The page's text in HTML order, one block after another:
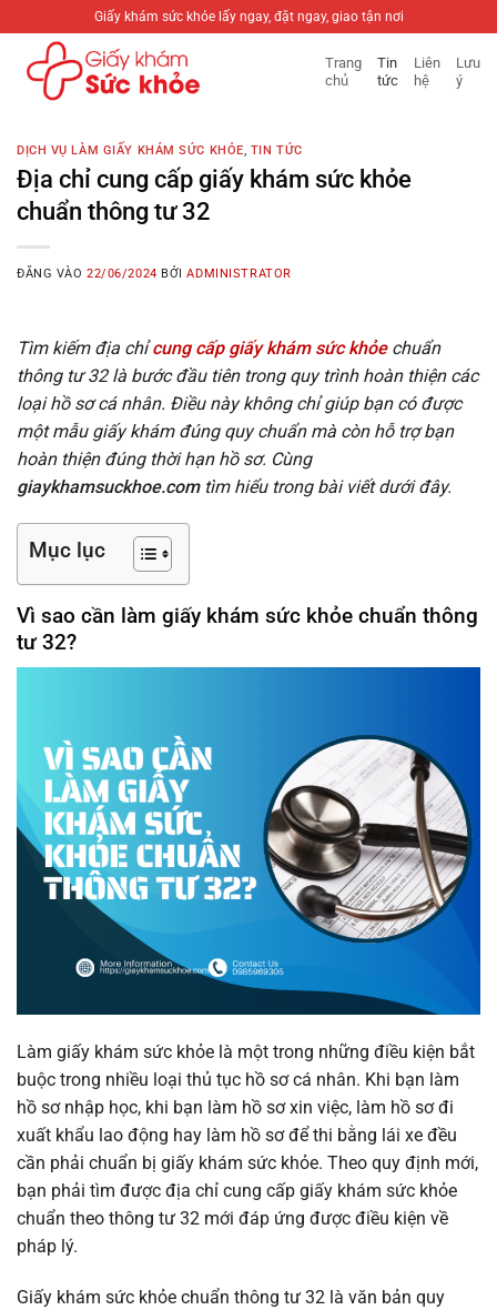
qua
Giấy khám sức khỏe lấy ngay, đặt ngay, giao tận nơi
Trang
chủ
Tin
tức
Liên
hệ
Lưu
ý
DỊCH VỤ LÀM GIẤY KHÁM SỨC KHỎE, TIN TỨC
Địa chỉ cung cấp giấy khám sức khỏe
chuẩn thông tư 32
ĐĂNG VÀO22/06/2024 BỞIADMINISTRATOR
Tìm kiếm địa chỉcung cấp giấy khám sức khỏechuẩn
thông tư 32 là bước đầu tiên trong quy trình hoàn thiện các
loại hồ sơ cá nhân. Điều này không chỉ giúp bạn có được
một mẫu giấy khám đúng quy chuẩn mà còn hỗ trợ bạn
hoàn thiện đúng thời hạn hồ sơ. Cùng
giaykhamsuckhoe.comtìm hiểu trong bài viết dưới đây.
Mục lục
Vì sao cần làm giấy khám sức khỏe chuẩn thông
tư 32?
Làm giấy khám sức khỏe là một trong những điều kiện bắt
buộc trong nhiều loại thủ tục hồ sơ cá nhân. Khi bạn làm
hồ sơ nhập học, khi bạn làm hồ sơ xin việc, làm hồ sơ đi
xuất khẩu lao động hay làm hồ sơ để thi bằng lái xe đều
cần phải chuẩn bị giấy khám sức khỏe. Theo quy định mới,
bạn phải tìm được địa chỉ cung cấp giấy khám sức khỏe
chuẩn theo thông tư 32 mới đáp ứng được điều kiện về
pháp lý.
Giấy khám sức khỏe chuẩn thông tư 32 là văn bản quy